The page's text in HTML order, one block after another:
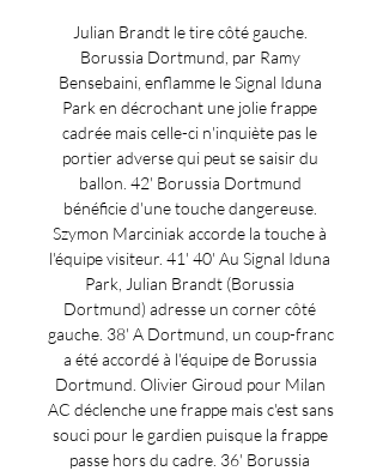
Julian Brandt le tire côté gauche.
Borussia Dortmund, par Ramy
Bensebaini, enflamme le Signal Iduna
Park en décrochant une jolie frappe
cadrée mais celle-ci n'inquiète pas le
portier adverse qui peut se saisir du
ballon. 42' Borussia Dortmund
bénéficie d'une touche dangereuse.
Szymon Marciniak accorde la touche à
l'équipe visiteur. 41' 40' Au Signal Iduna
Park, Julian Brandt (Borussia
Dortmund) adresse un corner côté
gauche. 38' A Dortmund, un coup-franc
a été accordé à l'équipe de Borussia
Dortmund. Olivier Giroud pour Milan
AC déclenche une frappe mais c'est sans
souci pour le gardien puisque la frappe
passe hors du cadre. 36' Borussia